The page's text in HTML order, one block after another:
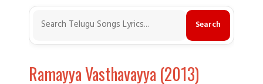
Ramayya Vasthavayya (2013)